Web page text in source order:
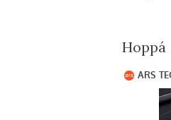
Hoppá